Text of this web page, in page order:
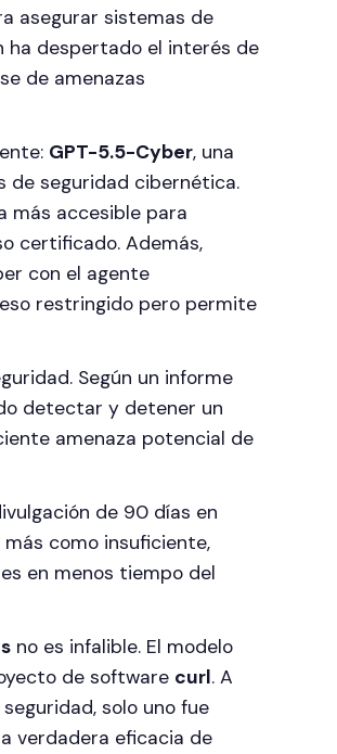
asegurar sistemas de
ha despertado el interés de
de amenazas
GPT-5.5-Cyber, una
de seguridad cibernética.
más accesible para
certificado. Además,
con el agente
restringido pero permite
Según un informe
detectar y detener un
amenaza potencial de
de 90 días en
como insuficiente,
en menos tiempo del
no es infalible. El modelo
de software curl. A
solo uno fue
verdadera eficacia de